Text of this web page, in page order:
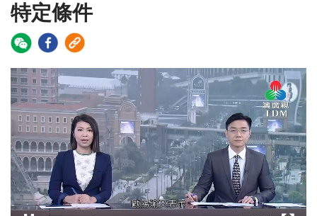
特定條件
Video
Player